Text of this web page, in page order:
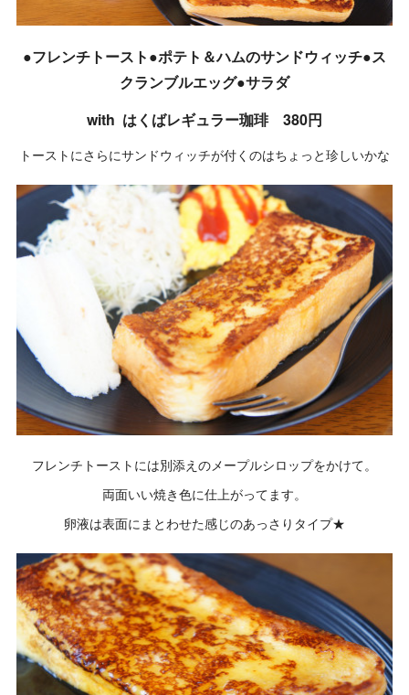
●フレンチトースト●ポテト＆ハムのサンドウィッチ●ス
クランブルエッグ●サラダ
with はくばレギュラー珈琲 380円
トーストにさらにサンドウィッチが付くのはちょっと珍しいかな
フレンチトーストには別添えのメープルシロップをかけて。
両面いい焼き色に仕上がってます。
卵液は表面にまとわせた感じのあっさりタイプ★